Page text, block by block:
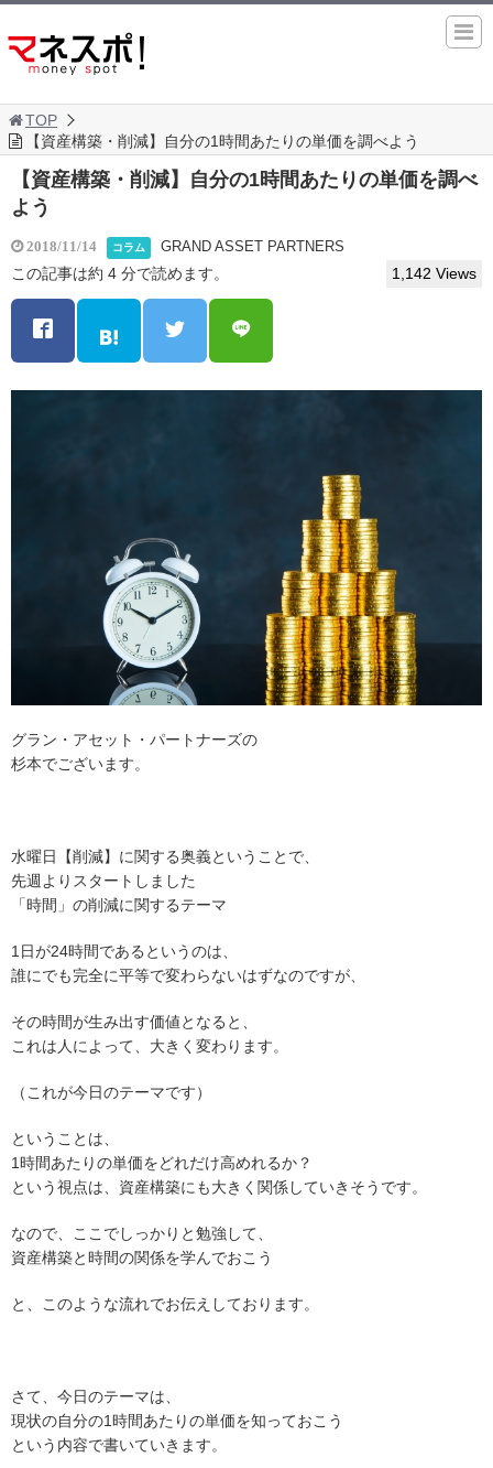
TOP
【資産構築・削減】自分の1時間あたりの単価を調べよう
【資産構築・削減】自分の1時間あたりの単価を調べ
よう
2018/11/14 コラム GRAND ASSET PARTNERS
この記事は約 4 分で読めます。 1,142 Views
グラン・アセット・パートナーズの
杉本でございます。
水曜日【削減】に関する奥義ということで、
先週よりスタートしました
「時間」の削減に関するテーマ
1日が24時間であるというのは、
誰にでも完全に平等で変わらないはずなのですが、
その時間が生み出す価値となると、
これは人によって、大きく変わります。
（これが今日のテーマです）
ということは、
1時間あたりの単価をどれだけ高めれるか？
という視点は、資産構築にも大きく関係していきそうです。
なので、ここでしっかりと勉強して、
資産構築と時間の関係を学んでおこう
と、このような流れでお伝えしております。
さて、今日のテーマは、
現状の自分の1時間あたりの単価を知っておこう
という内容で書いていきます。